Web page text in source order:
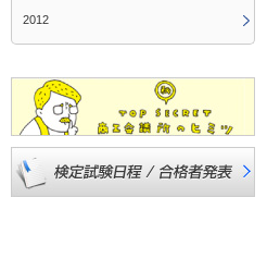
2012